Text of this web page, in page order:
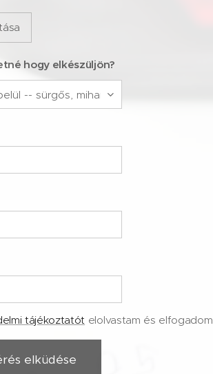
hogy elkészüljön?
tájékoztatót elolvastam és elfogadom
elküdése